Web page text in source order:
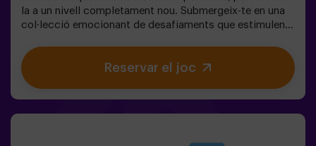
la a un nivell completament nou. Submergeix-te en una
col·lecció emocionant de desafiaments que estimulen
dificultat per adaptar-se a tots els nivells d’habilitat.40
jocs únics que mantenen l’emoció i la diversió.2 sales
disponibles, inclòs el mode combat per a fins a 12
Reservar el joc